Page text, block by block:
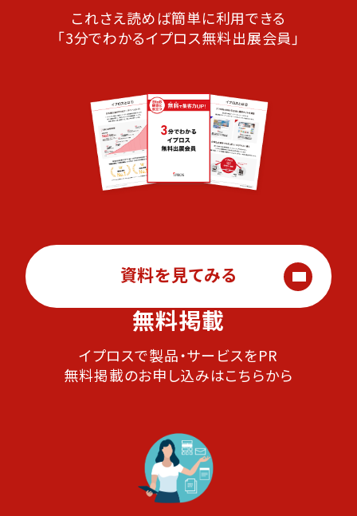
これさえ読めば簡単に利用できる
「3分でわかるイプロス無料出展会員」
資料を見てみる
無料掲載
イプロスで製品・サービスをPR
無料掲載のお申し込みはこちらから